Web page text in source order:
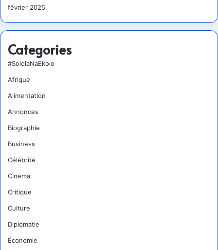
février 2025
Categories
#SololaNaEkolo
Afrique
Alimentation
Annonces
Biographie
Business
Célébrité
Cinema
Critique
Culture
Diplomatie
Économie